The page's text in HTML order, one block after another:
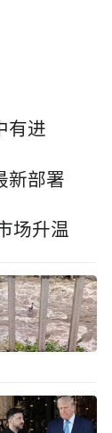
有进
新部署
场升温